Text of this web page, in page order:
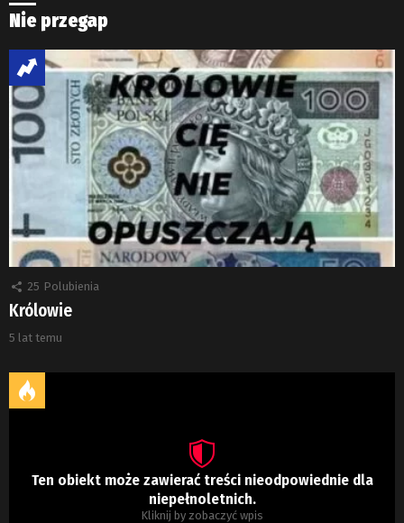
Nie przegap
25 Polubienia
Królowie
5 lat temu
Ten obiekt może zawierać treści nieodpowiednie dla
niepełnoletnich.
Kliknij by zobaczyć wpis